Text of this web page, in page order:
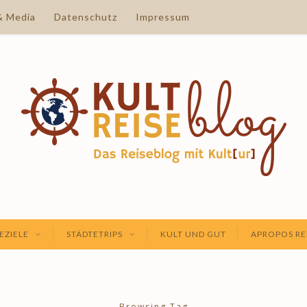
Media Datenschutz Impressum
STÄDTETRIPS KULT UND GUT APROPOS